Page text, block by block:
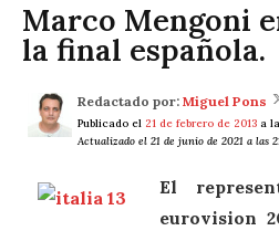
Marco Mengoni
la final española.
Redactado por: Miguel Pons
Publicado el 21 de febrero de 2013 a
Actualizado el 21 de junio de 2021 a las
El
eurovision